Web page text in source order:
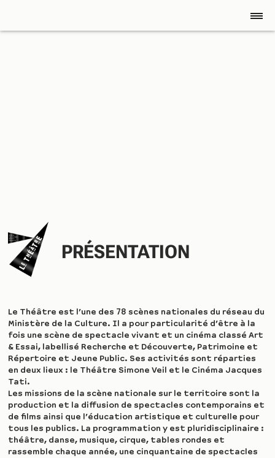
PRÉSENTATION
Le Théâtre est l’une des 78 scènes nationales du réseau du
Ministère de la Culture. Il a pour particularité d’être à la
fois une scène de spectacle vivant et un cinéma classé Art
& Essai, labellisé Recherche et Découverte, Patrimoine et
Répertoire et Jeune Public. Ses activités sont réparties
en deux lieux : le Théâtre Simone Veil et le Cinéma Jacques
Tati.
Les missions de la scène nationale sur le territoire sont la
production et la diffusion de spectacles contemporains et
de films ainsi que l’éducation artistique et culturelle pour
tous les publics. La programmation y est pluridisciplinaire :
théâtre, danse, musique, cirque, tables rondes et
rassemble chaque année, une cinquantaine de spectacles